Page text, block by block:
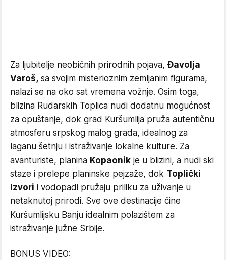
Za ljubitelje neobičnih prirodnih pojava,Đavolja
Varoš, sa svojim misterioznim zemljanim figurama,
nalazi se na oko sat vremena vožnje. Osim toga,
blizina Rudarskih Toplica nudi dodatnu mogućnost
za opuštanje, dok grad Kuršumlija pruža autentičnu
atmosferu srpskog malog grada, idealnog za
laganu šetnju i istraživanje lokalne kulture. Za
avanturiste, planina Kopaonik je u blizini, a nudi ski
staze i prelepe planinske pejzaže, dok Toplički
Izvori i vodopadi pružaju priliku za uživanje u
netaknutoj prirodi. Sve ove destinacije čine
Kuršumlijsku Banju idealnim polazištem za
istraživanje južne Srbije.
BONUS VIDEO: